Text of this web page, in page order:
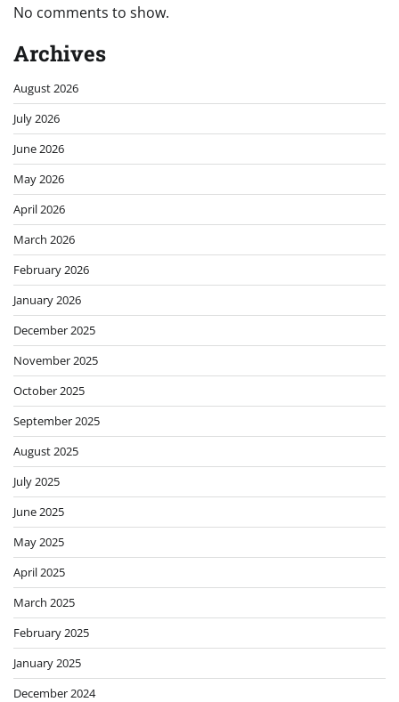
No comments to show.
Archives
August 2026
July 2026
June 2026
May 2026
April 2026
March 2026
February 2026
January 2026
December 2025
November 2025
October 2025
September 2025
August 2025
July 2025
June 2025
May 2025
April 2025
March 2025
February 2025
January 2025
December 2024